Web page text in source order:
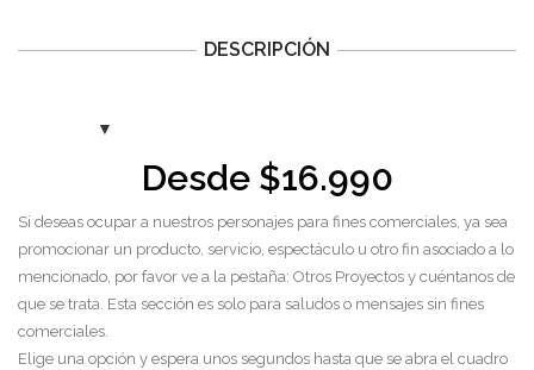
DESCRIPCIÓN
Desde $16.990
Si deseas ocupar a nuestros personajes para fines comerciales, ya sea
promocionar un producto, servicio, espectáculo u otro fin asociado a lo
mencionado, por favor ve a la pestaña: Otros Proyectos y cuéntanos de
que se trata. Esta sección es solo para saludos o mensajes sin fines
comerciales.
Elige una opción y espera unos segundos hasta que se abra el cuadro